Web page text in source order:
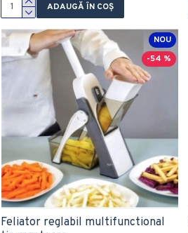
ADAUGĂ ÎN COŞ
NOU
-54 %
Feliator reglabil multifunctional